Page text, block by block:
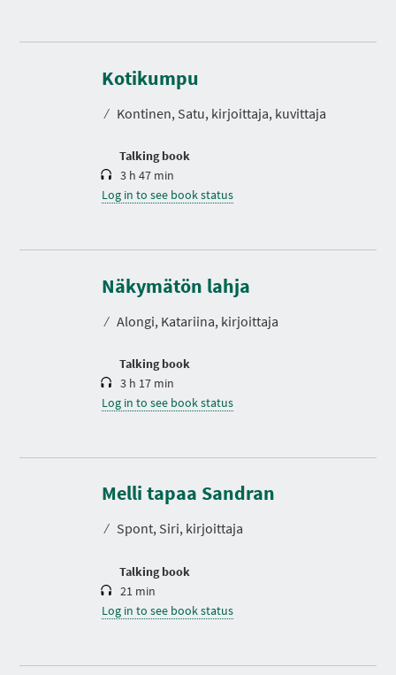
Kotikumpu
⁄ Kontinen, Satu, kirjoittaja, kuvittaja
Talking book
D
r
a
i
3 h 47 min
Log in to see book status
Näkymätön lahja
⁄ Alongi, Katariina, kirjoittaja
Talking book
D
r
a
i
3 h 17 min
Log in to see book status
Melli tapaa Sandran
⁄ Spont, Siri, kirjoittaja
Talking book
D
r
a
i
21 min
Log in to see book status
D